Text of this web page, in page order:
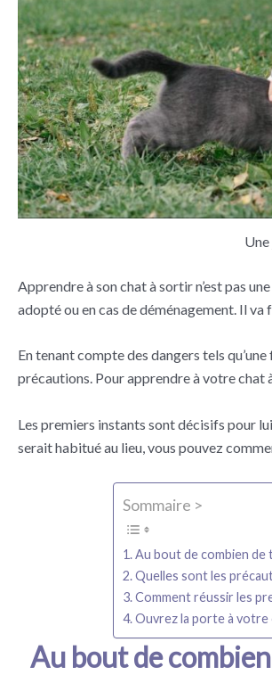
Apprendre à son chat à sortir n’est pas
adopté ou en cas de déménagement. Il
En tenant compte des dangers tels
précautions. Pour apprendre à votre chat
Les premiers instants sont décisifs pour
serait habitué au lieu, vous pouvez
Sommaire >
Au bout de combien
Quelles sont les
Comment réussir les
Ouvrez la porte à votre
Au bout de